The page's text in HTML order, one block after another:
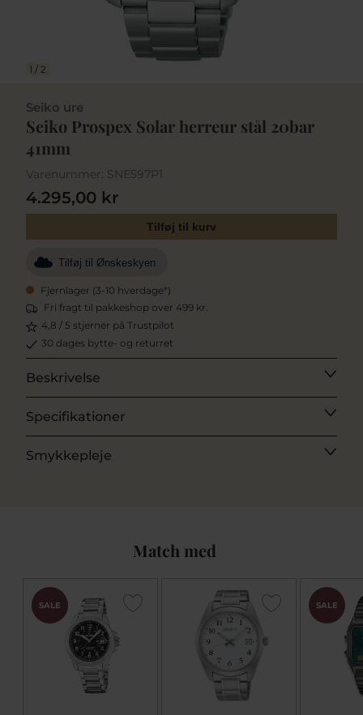
1 / 2
Seiko ure
Seiko Prospex Solar herreur stål 20bar
41mm
Varenummer: SNE597P1
4.295,00 kr
Tilføj til kurv
Tilføj til Ønskeskyen
Fjernlager (3-10 hverdage*)
Fri fragt til pakkeshop over 499 kr.
4,8 / 5 stjerner på Trustpilot
30 dages bytte- og returret
Beskrivelse
Specifikationer
Smykkepleje
Match med
PRIS
SALE SALE